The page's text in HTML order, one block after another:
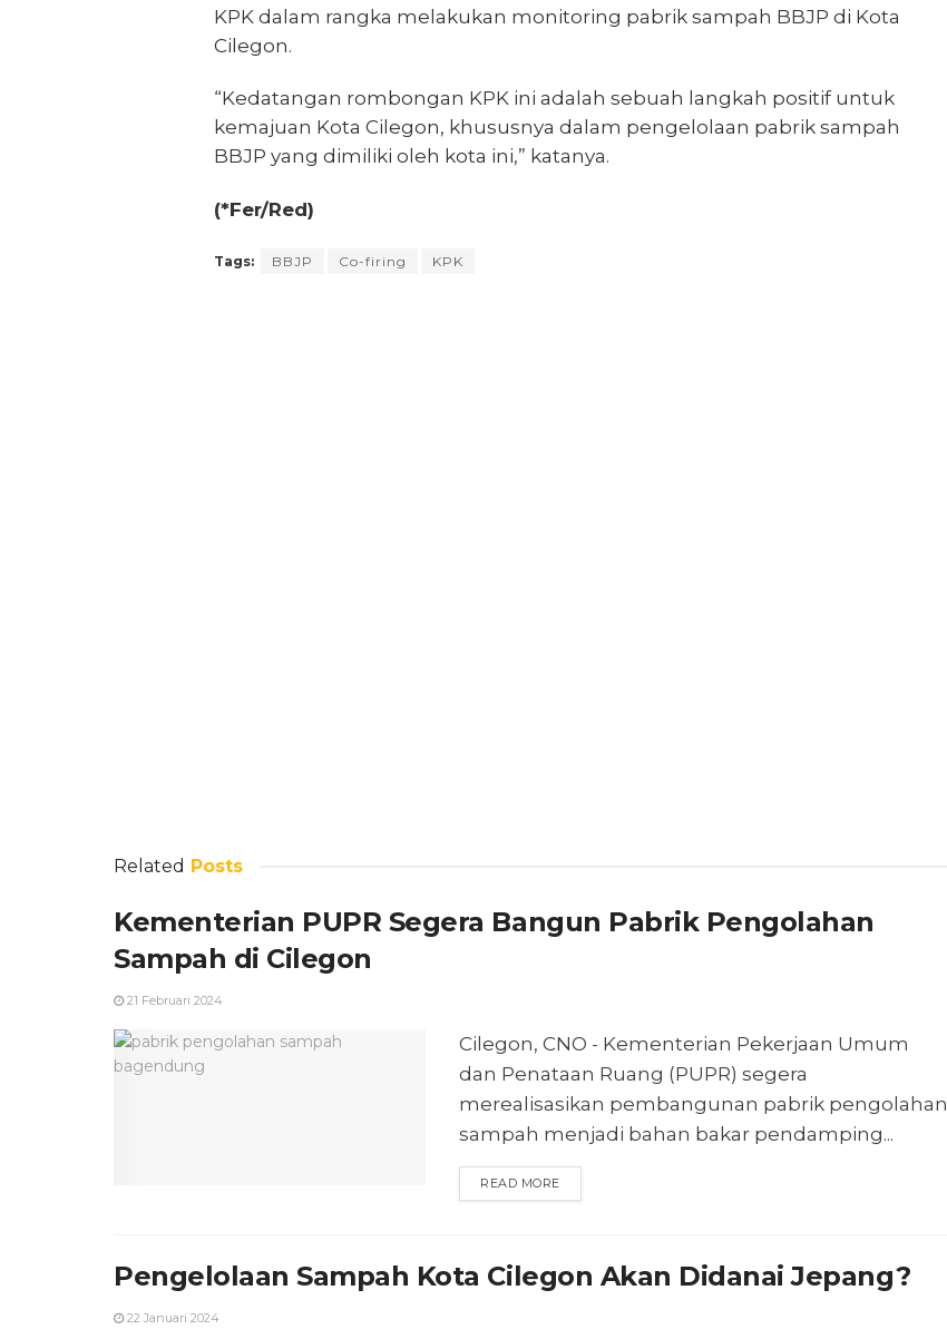
KPK dalam rangka melakukan monitoring pabrik sampah BBJP di Kota
Cilegon.
“Kedatangan rombongan KPK ini adalah sebuah langkah positif untuk
kemajuan Kota Cilegon, khususnya dalam pengelolaan pabrik sampah
BBJP yang dimiliki oleh kota ini,” katanya.
(*Fer/Red)
Tags: BBJP Co-firing KPK
Related Posts
Kementerian PUPR Segera Bangun Pabrik Pengolahan
Sampah di Cilegon
21 Februari 2024
Cilegon, CNO - Kementerian Pekerjaan Umum
dan Penataan Ruang (PUPR) segera
merealisasikan pembangunan pabrik pengolahan
sampah menjadi bahan bakar pendamping...
READ MORE
Pengelolaan Sampah Kota Cilegon Akan Didanai Jepang?
22 Januari 2024